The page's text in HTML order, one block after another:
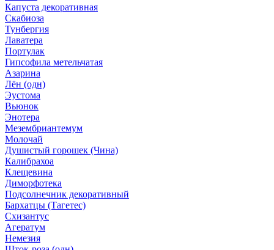
Капуста декоративная
Скабиоза
Тунбергия
Лаватера
Портулак
Гипсофила метельчатая
Азарина
Лён (одн)
Эустома
Вьюнок
Энотера
Мезембриантемум
Молочай
Душистый горошек (Чина)
Калибрахоа
Клещевина
Диморфотека
Подсолнечник декоративный
Бархатцы (Тагетес)
Схизантус
Агератум
Немезия